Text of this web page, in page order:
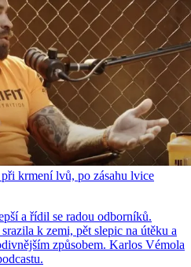
krmení lvů, po zásahu lvice
a řídil se radou odborníků.
k zemi, pět slepic na útěku a
způsobem. Karlos Vémola